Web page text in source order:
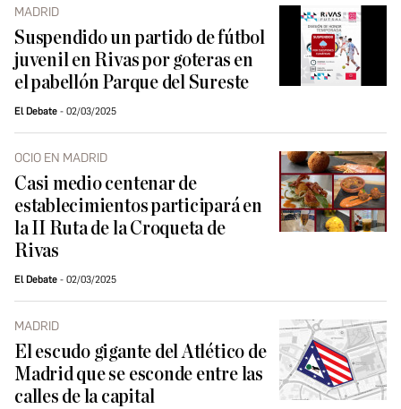
MADRID
Suspendido un partido de fútbol
juvenil en Rivas por goteras en
el pabellón Parque del Sureste
El Debate 02/03/2025
OCIO EN MADRID
Casi medio centenar de
establecimientos participará en
la II Ruta de la Croqueta de
Rivas
El Debate 02/03/2025
MADRID
El escudo gigante del Atlético de
Madrid que se esconde entre las
calles de la capital